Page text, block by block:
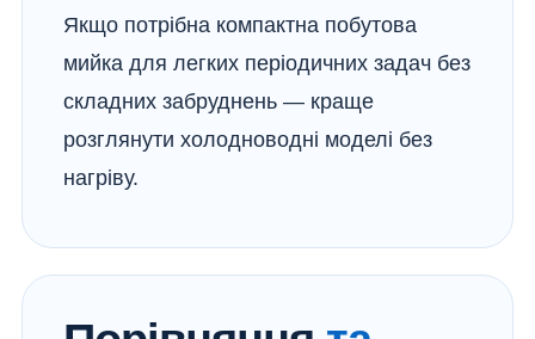
Якщо потрібна компактна побутова
мийка для легких періодичних задач без
складних забруднень — краще
розглянути холодноводні моделі без
нагріву.